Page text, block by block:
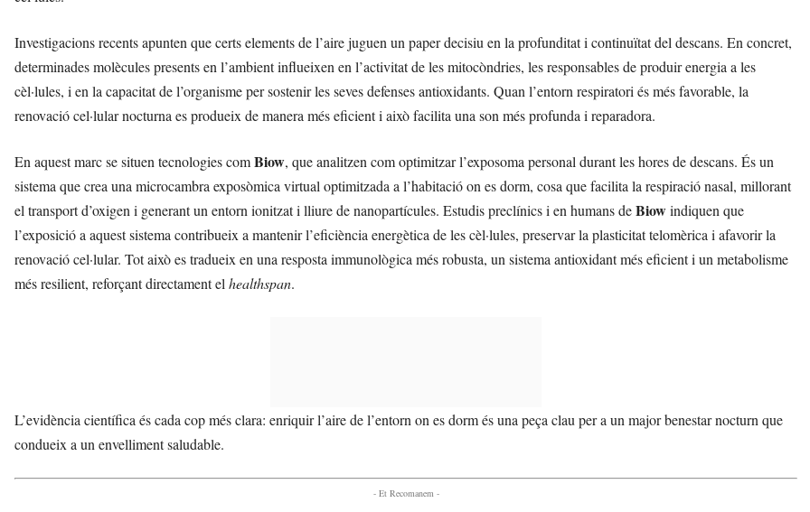
Investigacions recents apunten que certs elements de l’aire juguen un paper decisiu en la profunditat i continuïtat del descans. En concret,
determinades molècules presents en l’ambient influeixen en l’activitat de les mitocòndries, les responsables de produir energia a les
cèl·lules, i en la capacitat de l’organisme per sostenir les seves defenses antioxidants. Quan l’entorn respiratori és més favorable, la
renovació cel·lular nocturna es produeix de manera més eficient i això facilita una son més profunda i reparadora.
En aquest marc se situen tecnologies comBiow, que analitzen com optimitzar l’exposoma personal durant les hores de descans. És un
sistema que crea una microcambra exposòmica virtual optimitzada a l’habitació on es dorm, cosa que facilita la respiració nasal, millorant
el transport d’oxigen i generant un entorn ionitzat i lliure de nanopartícules. Estudis preclínics i en humans deBiowindiquen que
l’exposició a aquest sistema contribueix a mantenir l’eficiència energètica de les cèl·lules, preservar la plasticitat telomèrica i afavorir la
renovació cel·lular. Tot això es tradueix en una resposta immunològica més robusta, un sistema antioxidant més eficient i un metabolisme
més resilient, reforçant directament el healthspan.
L’evidència científica és cada cop més clara: enriquir l’aire de l’entorn on es dorm és una peça clau per a un major benestar nocturn que
condueix a un envelliment saludable.
- Et Recomanem -